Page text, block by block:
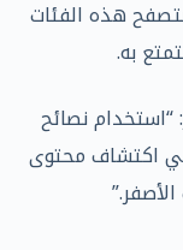
هذه الفئات
به.
نصائح
اكتشاف محتوى